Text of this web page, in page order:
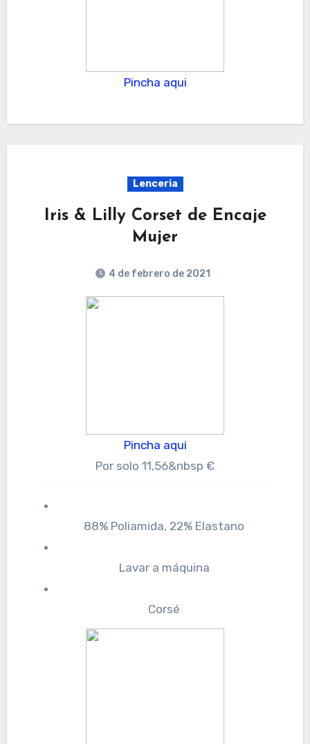
Pincha aqui
Lenceria
Iris & Lilly Corset de Encaje
Mujer
4 de febrero de 2021
Pincha aqui
Por solo 11,56&nbsp €
88% Poliamida, 22% Elastano
Lavar a máquina
Corsé